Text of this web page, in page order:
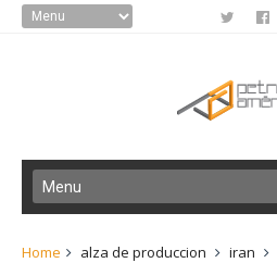
Home alza de produccion iran